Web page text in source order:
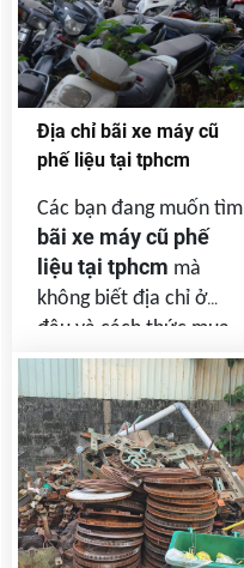
Địa chỉ bãi xe máy cũ
phế liệu tại tphcm
Các bạn đang muốn tìm
bãi xe máy cũ phế
liệu tại tphcm mà
không biết địa chỉ ở
đâu và cách thức mua
bán như thế nào rồi xe
còn giấy tờ hay không
thì qua bài viết này các
bạn sẽ rõ hơn .